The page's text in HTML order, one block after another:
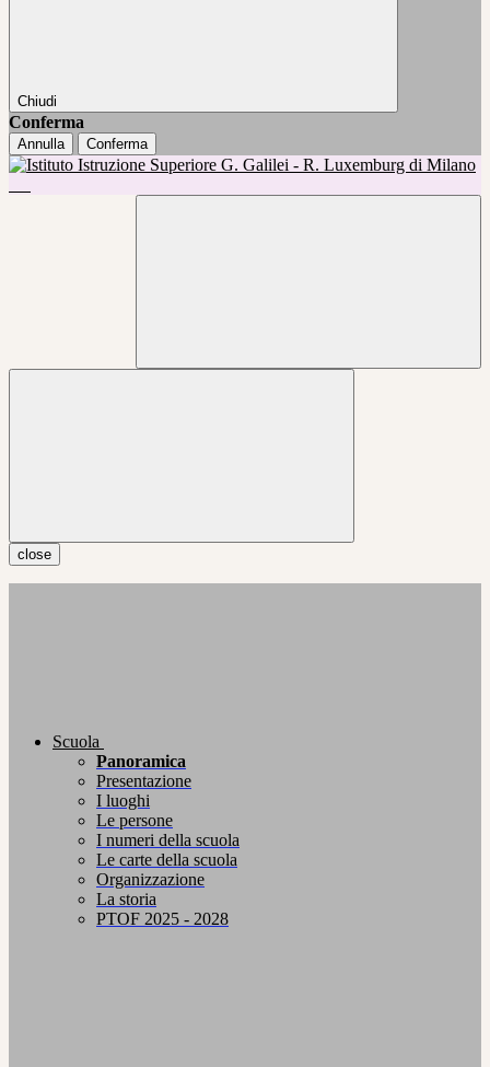
Chiudi
Conferma
Annulla Conferma
close
Scuola
Panoramica
Presentazione
I luoghi
Le persone
I numeri della scuola
Le carte della scuola
Organizzazione
La storia
PTOF 2025 - 2028